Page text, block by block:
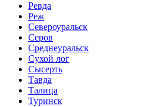
Ревда
Реж
Североуральск
Серов
Среднеуральск
Сухой лог
Сысерть
Тавда
Талица
Туринск